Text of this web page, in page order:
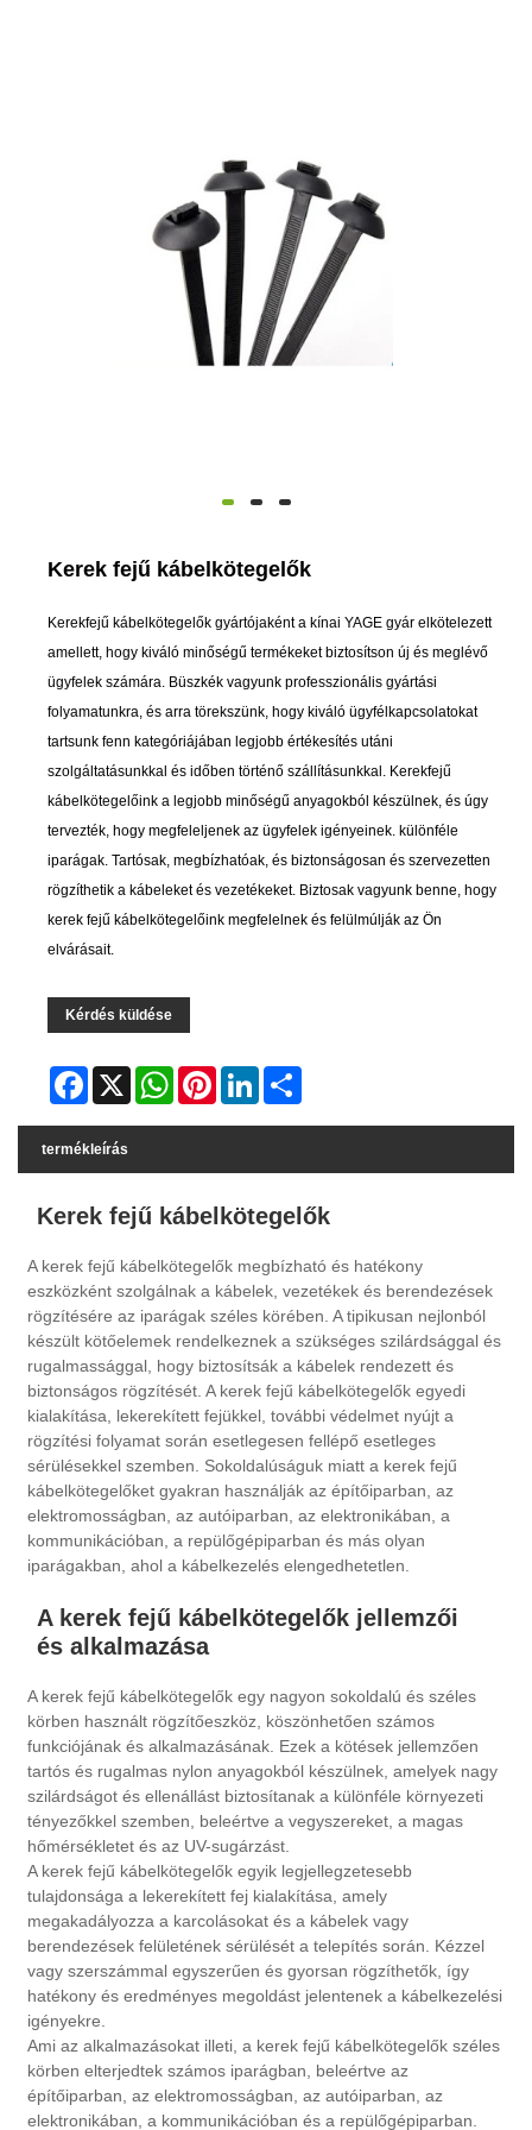
Kerek fejű kábelkötegelők
Kerekfejű kábelkötegelők gyártójaként a kínai YAGE gyár elkötelezett
amellett, hogy kiváló minőségű termékeket biztosítson új és meglévő
ügyfelek számára. Büszkék vagyunk professzionális gyártási
folyamatunkra, és arra törekszünk, hogy kiváló ügyfélkapcsolatokat
tartsunk fenn kategóriájában legjobb értékesítés utáni
szolgáltatásunkkal és időben történő szállításunkkal. Kerekfejű
kábelkötegelőink a legjobb minőségű anyagokból készülnek, és úgy
tervezték, hogy megfeleljenek az ügyfelek igényeinek. különféle
iparágak. Tartósak, megbízhatóak, és biztonságosan és szervezetten
rögzíthetik a kábeleket és vezetékeket. Biztosak vagyunk benne, hogy
kerek fejű kábelkötegelőink megfelelnek és felülmúlják az Ön
elvárásait.
Kérdés küldése
Facebook
X WhatsAppPinterestLinkedIn
termékleírás
Kerek fejű kábelkötegelők
A kerek fejű kábelkötegelők megbízható és hatékony
eszközként szolgálnak a kábelek, vezetékek és berendezések
rögzítésére az iparágak széles körében. A tipikusan nejlonból
készült kötőelemek rendelkeznek a szükséges szilárdsággal és
rugalmassággal, hogy biztosítsák a kábelek rendezett és
biztonságos rögzítését. A kerek fejű kábelkötegelők egyedi
kialakítása, lekerekített fejükkel, további védelmet nyújt a
rögzítési folyamat során esetlegesen fellépő esetleges
sérülésekkel szemben. Sokoldalúságuk miatt a kerek fejű
kábelkötegelőket gyakran használják az építőiparban, az
elektromosságban, az autóiparban, az elektronikában, a
kommunikációban, a repülőgépiparban és más olyan
iparágakban, ahol a kábelkezelés elengedhetetlen.
A kerek fejű kábelkötegelők jellemzői
és alkalmazása
A kerek fejű kábelkötegelők egy nagyon sokoldalú és széles
körben használt rögzítőeszköz, köszönhetően számos
funkciójának és alkalmazásának. Ezek a kötések jellemzően
tartós és rugalmas nylon anyagokból készülnek, amelyek nagy
szilárdságot és ellenállást biztosítanak a különféle környezeti
tényezőkkel szemben, beleértve a vegyszereket, a magas
hőmérsékletet és az UV-sugárzást.
A kerek fejű kábelkötegelők egyik legjellegzetesebb
tulajdonsága a lekerekített fej kialakítása, amely
megakadályozza a karcolásokat és a kábelek vagy
berendezések felületének sérülését a telepítés során. Kézzel
vagy szerszámmal egyszerűen és gyorsan rögzíthetők, így
hatékony és eredményes megoldást jelentenek a kábelkezelési
igényekre.
Ami az alkalmazásokat illeti, a kerek fejű kábelkötegelők széles
körben elterjedtek számos iparágban, beleértve az
építőiparban, az elektromosságban, az autóiparban, az
elektronikában, a kommunikációban és a repülőgépiparban.